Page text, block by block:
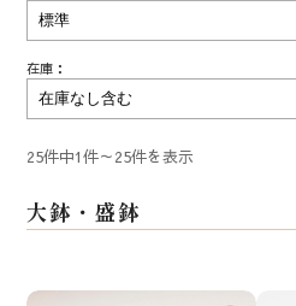
在庫：
25件中1件～25件を表示
大鉢・盛鉢